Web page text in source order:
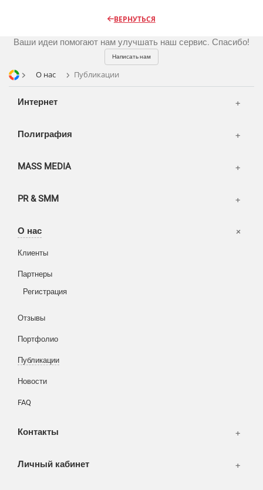
ВЕРНУТЬСЯ
Ваши идеи помогают нам улучшать наш сервис. Спасибо!
Написать нам
О нас Публикации
Интернет
Полиграфия
MASS MEDIA
OOH
PR & SMM
О нас
Клиенты
Партнеры
Регистрация
Отзывы
Портфолио
Публикации
Новости
FAQ
Контакты
Офисы
Личный кабинет
Корзина
Вход
Написать тикет
Разное
WEB и технологии